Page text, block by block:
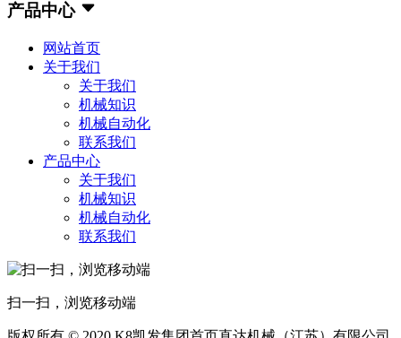
产品中心
网站首页
关于我们
关于我们
机械知识
机械自动化
联系我们
产品中心
关于我们
机械知识
机械自动化
联系我们
扫一扫，浏览移动端